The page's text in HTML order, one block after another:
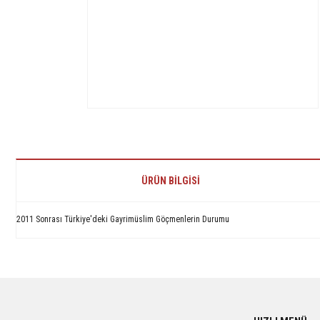
ÜRÜN BILGISI
2011 Sonrası Türkiye'deki Gayrimüslim Göçmenlerin Durumu